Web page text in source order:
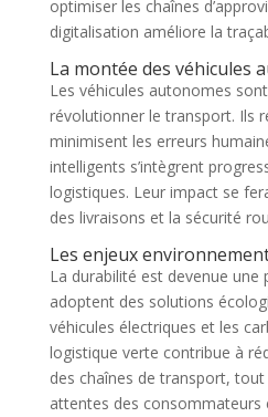
optimiser les chaînes
digitalisation améliore la
La montée des véhicules
Les véhicules autonomes
révolutionner le transport. Ils
minimisent les erreurs
intelligents s’intègrent
logistiques. Leur impact se
des livraisons et la sécurité
Les enjeux
La durabilité est devenue une
adoptent des solutions
véhicules électriques et les
logistique verte contribue à
des chaînes de transport,
attentes des consommateurs